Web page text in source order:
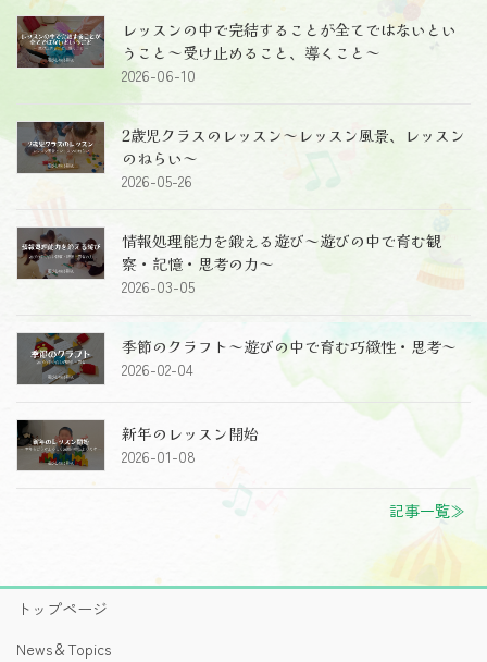
レッスンの中で完結することが全てではないとい
うこと～受け止めること、導くこと～
2026-06-10
2歳児クラスのレッスン～レッスン風景、レッスン
のねらい～
2026-05-26
情報処理能力を鍛える遊び～遊びの中で育む観
察・記憶・思考の力～
2026-03-05
季節のクラフト～遊びの中で育む巧緻性・思考～
2026-02-04
新年のレッスン開始
2026-01-08
記事一覧≫
トップページ
News＆Topics